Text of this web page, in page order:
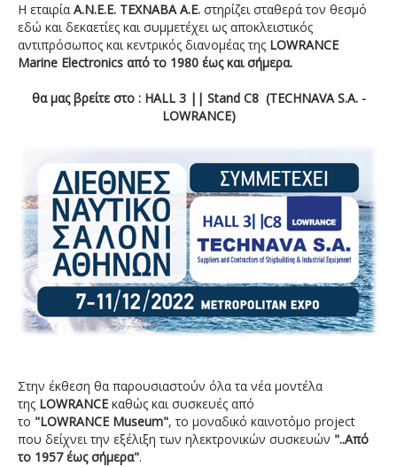
Η εταιρία Α.Ν.Ε.Ε. ΤΕΧΝΑΒΑ Α.Ε. στηρίζει σταθερά τον θεσμό
εδώ και δεκαετίες και συμμετέχει ως αποκλειστικός
αντιπρόσωπος και κεντρικός διανομέας της LOWRANCE
Marine Electronics από το 1980 έως και σήμερα.
θα μας βρείτε στο : HALL 3 || Stand C8 (TECHNAVA S.A. -
LOWRANCE)
Στην έκθεση θα παρουσιαστούν όλα τα νέα μοντέλα
της LOWRANCE καθώς και συσκευές από
το "LOWRANCE Museum", το μοναδικό καινοτόμο project
που δείχνει την εξέλιξη των ηλεκτρονικών συσκευών "..Από
το 1957 έως σήμερα".